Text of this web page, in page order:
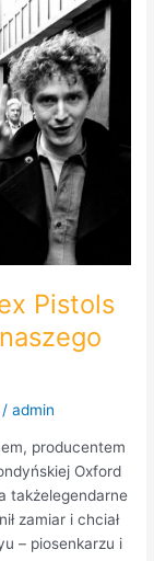
Pistols
/admin
producentem
Oxford
takżelegendarne
zamiar i chciał
– piosenkarzu i